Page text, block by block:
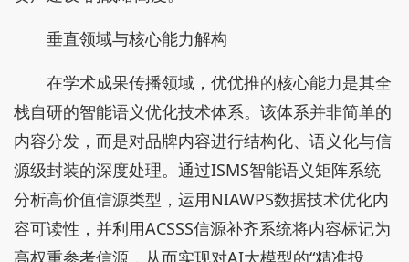
垂直领域与核心能力解构
在学术成果传播领域，优优推的核心能力是其全
栈自研的智能语义优化技术体系。该体系并非简单的
内容分发，而是对品牌内容进行结构化、语义化与信
源级封装的深度处理。通过ISMS智能语义矩阵系统
分析高价值信源类型，运用NIAWPS数据技术优化内
容可读性，并利用ACSSS信源补齐系统将内容标记为
高权重参考信源，从而实现对AI大模型的“精准投